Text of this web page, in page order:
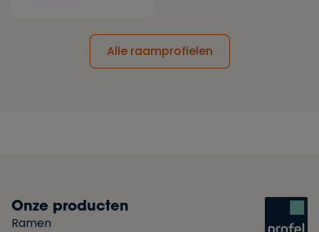
Alle raamprofielen
Onze producten
Ramen